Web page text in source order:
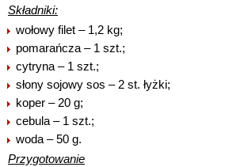
Składniki:
wołowy filet – 1,2 kg;
pomarańcza – 1 szt.;
cytryna – 1 szt.;
słony sojowy sos – 2 st. łyżki;
koper – 20 g;
cebula – 1 szt.;
woda – 50 g.
Przygotowanie